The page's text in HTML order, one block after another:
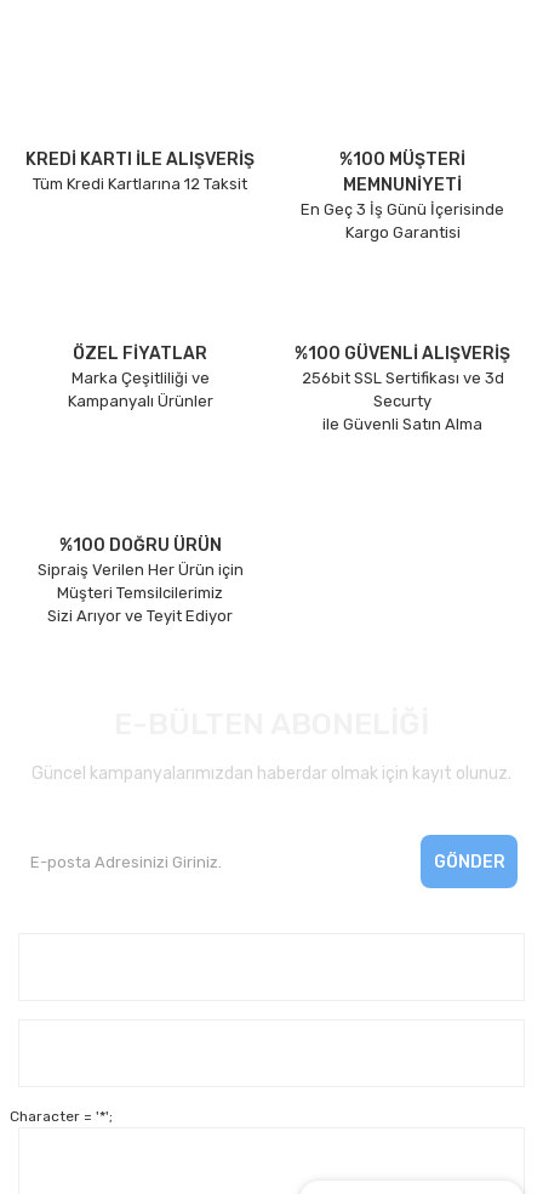
KREDİ KARTI İLE ALIŞVERİŞ
Tüm Kredi Kartlarına 12 Taksit
%100 MÜŞTERİ
MEMNUNİYETİ
En Geç 3 İş Günü İçerisinde
Kargo Garantisi
ÖZEL FİYATLAR
Marka Çeşitliliği ve
Kampanyalı Ürünler
%100 GÜVENLİ ALIŞVERİŞ
256bit SSL Sertifikası ve 3d
Securty
ile Güvenli Satın Alma
%100 DOĞRU ÜRÜN
Sipraiş Verilen Her Ürün için
Müşteri Temsilcilerimiz
Sizi Arıyor ve Teyit Ediyor
Güncel kampanyalarımızdan haberdar olmak için kayıt olunuz.
GÖNDER
Character = '*';